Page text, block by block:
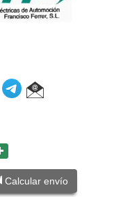
Calcular envío